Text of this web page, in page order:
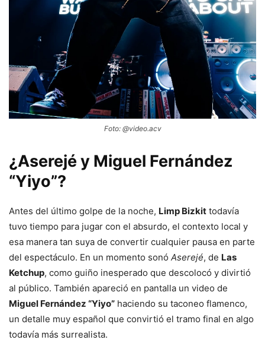
Foto: @video.acv
¿Aserejé y Miguel Fernández
“Yiyo”?
Antes del último golpe de la noche, Limp Bizkit todavía
tuvo tiempo para jugar con el absurdo, el contexto local y
esa manera tan suya de convertir cualquier pausa en parte
del espectáculo. En un momento sonó Aserejé, de Las
Ketchup, como guiño inesperado que descolocó y divirtió
al público. También apareció en pantalla un video de
Miguel Fernández “Yiyo” haciendo su taconeo flamenco,
un detalle muy español que convirtió el tramo final en algo
todavía más surrealista.